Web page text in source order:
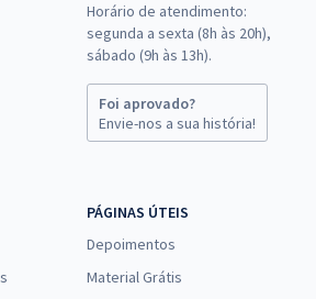
Comprar
Regional Federal da 5ª Região - Analista
- Especialidade Comunicação
R$29,32
Economize R$ 87,96 (-20%)
Comprar
Horário de atendimento:
segunda a sexta (8h às 20h),
sábado (9h às 13h).
Foi aprovado?
Envie-nos a sua história!
PÁGINAS ÚTEIS
Depoimentos
Material Grátis